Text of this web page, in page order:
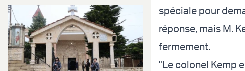
spéciale pour
réponse, mais M.
fermement.
"Le colonel Kemp